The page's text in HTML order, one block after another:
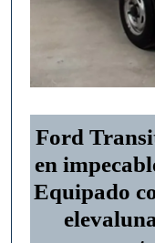
Ford
en
Equipado